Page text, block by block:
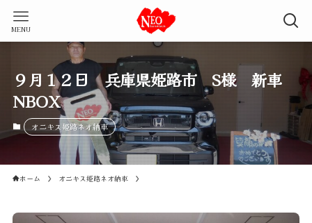
MENU
９月１２日 兵庫県姫路市 S様 新車
NBOX
オニキス姫路ネオ納車
ホーム オニキス姫路ネオ納車